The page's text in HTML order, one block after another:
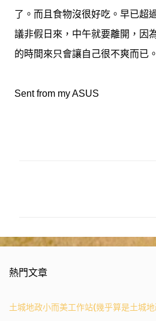
了。而且食物沒很好吃。早已超
議非假日來，中午就要離開，因
的時間來只會讓自己很不爽而已。
Sent from my ASUS
熱門文章
土城地政小而美工作站(幾乎算是土城